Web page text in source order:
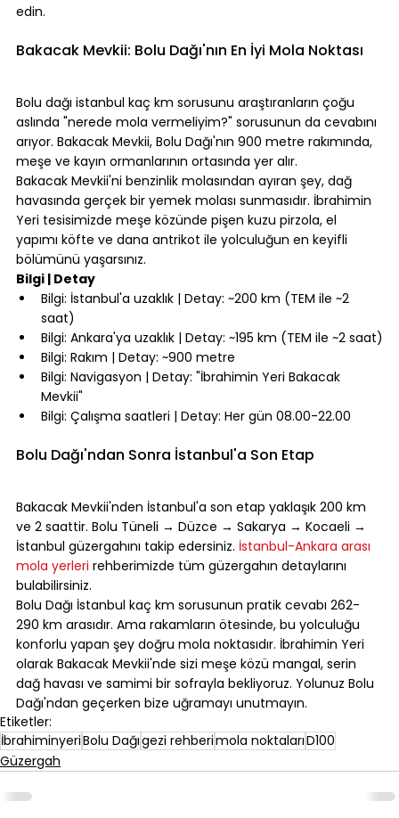
edin.
Bakacak Mevkii: Bolu Dağı'nın En İyi Mola Noktası
Bolu dağı istanbul kaç km sorusunu araştıranların çoğu
aslında "nerede mola vermeliyim?" sorusunun da cevabını
arıyor. Bakacak Mevkii, Bolu Dağı'nın 900 metre rakımında,
meşe ve kayın ormanlarının ortasında yer alır.
Bakacak Mevkii'ni benzinlik molasından ayıran şey, dağ
havasında gerçek bir yemek molası sunmasıdır. İbrahimin
Yeri tesisimizde meşe közünde pişen kuzu pirzola, el
yapımı köfte ve dana antrikot ile yolculuğun en keyifli
bölümünü yaşarsınız.
Bilgi | Detay
Bilgi: İstanbul'a uzaklık | Detay: ~200 km (TEM ile ~2
saat)
Bilgi: Ankara'ya uzaklık | Detay: ~195 km (TEM ile ~2 saat)
Bilgi: Rakım | Detay: ~900 metre
Bilgi: Navigasyon | Detay: "İbrahimin Yeri Bakacak
Mevkii"
Bilgi: Çalışma saatleri | Detay: Her gün 08.00-22.00
Bolu Dağı'ndan Sonra İstanbul'a Son Etap
Bakacak Mevkii'nden İstanbul'a son etap yaklaşık 200 km
ve 2 saattir. Bolu Tüneli → Düzce → Sakarya → Kocaeli →
İstanbul güzergahını takip edersiniz. İstanbul-Ankara arası
mola yerleri rehberimizde tüm güzergahın detaylarını
bulabilirsiniz.
Bolu Dağı İstanbul kaç km sorusunun pratik cevabı 262-
290 km arasıdır. Ama rakamların ötesinde, bu yolculuğu
konforlu yapan şey doğru mola noktasıdır. İbrahimin Yeri
olarak Bakacak Mevkii'nde sizi meşe közü mangal, serin
dağ havası ve samimi bir sofrayla bekliyoruz. Yolunuz Bolu
Dağı'ndan geçerken bize uğramayı unutmayın.
Etiketler:
İbrahiminyeriBolu Dağıgezi rehberimola noktalarıD100
Güzergah